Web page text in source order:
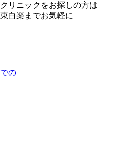
リニックをお探しの方は
白楽までお気軽に
の